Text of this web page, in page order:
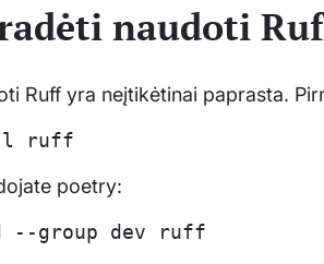
naudoti
Ruff yra neįtikėtinai paprasta.
ruff
poetry:
--group dev ruff